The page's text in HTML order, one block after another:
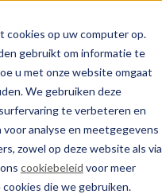
cookies op uw computer op.
gebruikt om informatie te
u met onze website omgaat
We gebruiken deze
te verbeteren en
voor analyse en meetgegevens
zowel op deze website als via
cookiebeleid voor meer
die we gebruiken.